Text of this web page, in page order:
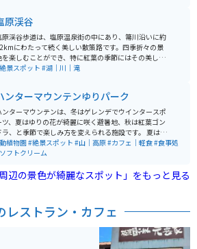
原渓谷
原渓谷歩道は、塩原温泉街の中にあり、箒川沿いに約
にわたって続く美しい散策路です。四季折々の景
を楽しむことができ、特に紅葉の季節にはその美しさ
際立ちます。歩道には吊橋や展望台、足湯などのさま
があり、名所を巡るコースが多いため、観光にも適し
います。ビジターセンターから墓石園地までの全長約
8.5kmに及び、数々の滝と吊り橋、渓谷美、山野草、野
が四季折々の姿を見せてくれます。途中で引き返すこ
もできるので、時間の都合に合わせて散策を楽しめる
ットです。
景スポット #湖｜川｜滝
ンターマウンテンゆりパーク
ンターマウンテンは、冬はゲレンデでウインタースポ
ツ、夏はゆりの花が綺麗に咲く避暑地、秋は紅葉ゴン
ラ、と季節で楽しみ方を変えられる施設です。 夏はゲ
ンデ一面に咲くゆりの花が美しく、約50種400万輪の
りは圧巻です。標高約1,300mの高原で、都会から1
ジナルグッズのお土産などを購入できます。 秋はゴ
スキー場ならではの大パノラマを楽しめます。塩原温
、鬼怒川温泉も近いので、お帰りの際は日帰り温泉も
植物園#絶景スポット #山｜高原#カフェ｜軽食#食事処
フトクリーム
周辺の景色が綺麗なスポット」をもっと見る
レストラン・カフェ